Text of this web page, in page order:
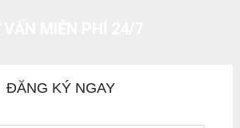
ĐĂNG KÝ NGAY